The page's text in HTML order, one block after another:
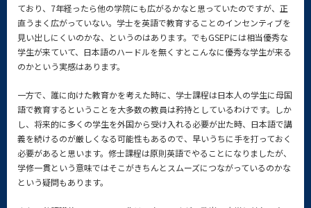
ており、7年経ったら他の学院にも広がるかなと思っていたのですが、正
直うまく広がっていない。学士を英語で教育することのインセンティブを
見い出しにくいのかな、というのはあります。でもGSEPには相当優秀な
学生が来ていて、日本語のハードルを無くすとこんなに優秀な学生が来る
のかという実感はあります。
一方で、誰に向けた教育かを考えた時に、学士課程は日本人の学生に母国
語で教育するということを大多数の教員は矜持としているわけです。しか
し、将来的に多くの学生を外国から受け入れる必要が出た時、日本語で講
義を続けるのが厳しくなる可能性もあるので、早いうちに手を打っておく
必要があると思います。修士課程は原則英語でやることになりましたが、
学修一貫という意味ではそこがきちんとスムーズにつながっているのかな
という疑問もあります。